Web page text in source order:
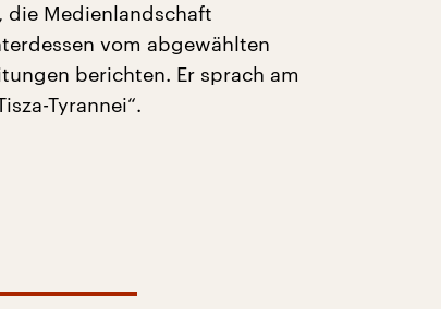
die Medienlandschaft
vom abgewählten
berichten. Er sprach am
Tyrannei“.